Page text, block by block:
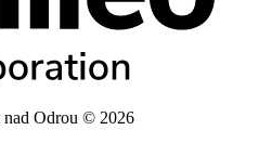
nad Odrou © 2026